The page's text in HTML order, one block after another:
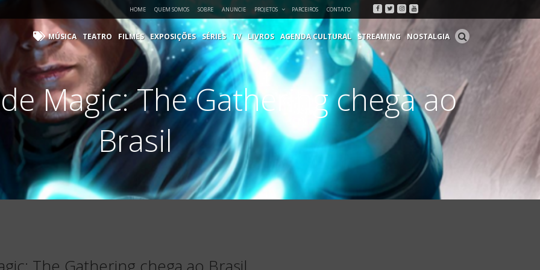
HOME QUEM SOMOS SOBRE ANUNCIE PROJETOS PARCEIROS CONTATO Facebook
Twitter
Instagram
Youtube
MÚSICA TEATRO FILMES EXPOSIÇÕES SÉRIES TV LIVROS AGENDA CULTURAL STREAMING NOSTALGIA
Magic: The Gathering chega ao
Brasil
The Gathering chega ao Brasil